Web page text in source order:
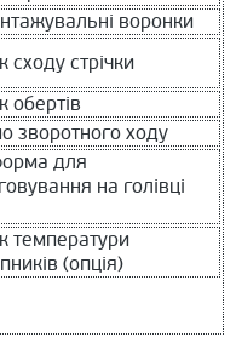
воронки
сходу стрічки
обертів
зворотного ходу
для
на голівці
температури
(опція)